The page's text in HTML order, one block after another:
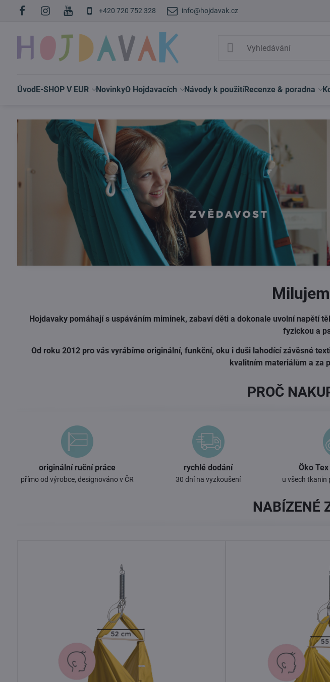
+420 720 752 328 info@hojdavak.cz
ÚvodE-SHOP V EUR NovinkyO Hojdavacích Návody k použitíRecenze & poradna
Hojdavaky pomáhají s uspáváním miminek, zabaví děti a dokonale uvolní napětí
fyzickou a
Od roku 2012 pro vás vyrábíme originální, funkční, oku i duši lahodící závěsné
kvalitním materiálům a za
PROČ
originální ruční práce
přímo od výrobce, designováno v ČR
rychlé dodání
30 dní na vyzkoušení
Öko
u všech tkanin
NABÍZENÉ